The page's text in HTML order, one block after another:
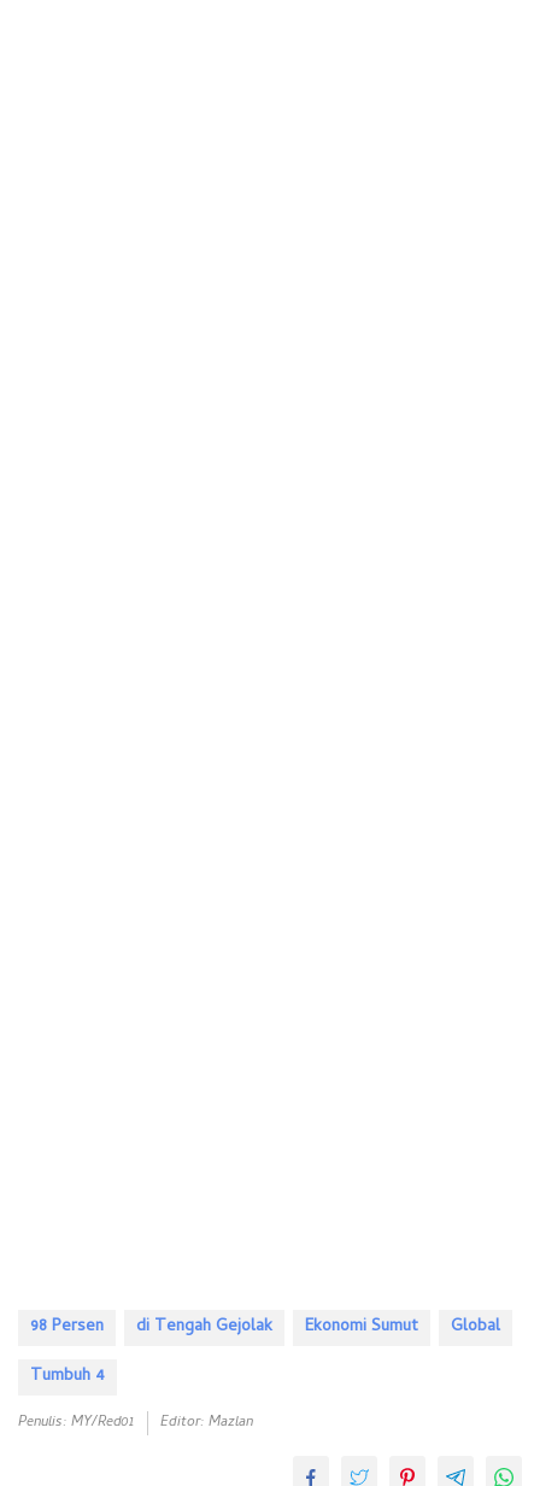
98 Persen di Tengah Gejolak Ekonomi Sumut
Global
Tumbuh 4
Penulis: MY/red01 Editor: Mazlan